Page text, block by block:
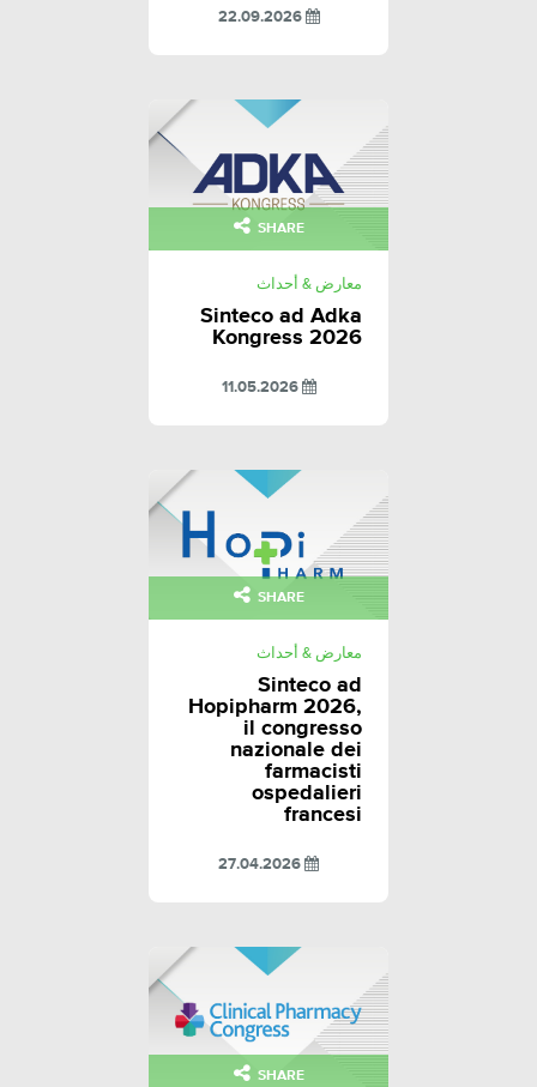
22.09.2026
SHARE
معارض & أحداث
Sinteco ad Adka
Kongress 2026
11.05.2026
SHARE
معارض & أحداث
Sinteco ad
Hopipharm 2026,
il congresso
nazionale dei
farmacisti
ospedalieri
francesi
SHARE